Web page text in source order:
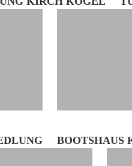
BOOTSHAUS